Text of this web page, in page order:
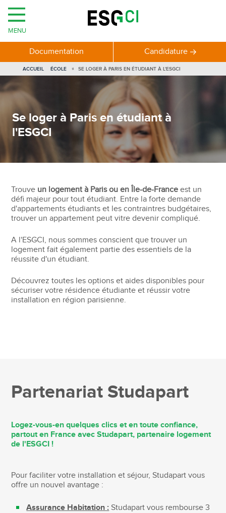
Se loger à Paris en étudiant à
l'ESGCI
Trouve un logement à Paris ou en Île-de-France est un
défi majeur pour tout étudiant. Entre la forte demande
d'appartements étudiants et les contraintres budgétaires,
trouver un appartement peut vitre devenir compliqué.
A l'ESGCI, nous sommes conscient que trouver un
logement fait également partie des essentiels de la
réussite d'un étudiant.
Découvrez toutes les options et aides disponibles pour
sécuriser votre résidence étudiante et réussir votre
installation en région parisienne.
Partenariat Studapart
Logez-vous-en quelques clics et en toute confiance,
partout en France avec Studapart, partenaire logement
de l'ESGCI !
Pour faciliter votre installation et séjour, Studapart vous
offre un nouvel avantage :
Assurance Habitation : Studapart vous rembourse 3
MENU
Documentation Candidature
VOUS
ÊTES
ACCUEIL ÉCOLE SE LOGER À PARIS EN ÉTUDIANT À L'ESGCI